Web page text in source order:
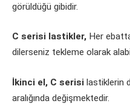
görüldüğü gibidir.
C serisi lastikler, Her
dilerseniz tekleme olarak
İkinci el, C serisi lastiklerin
aralığında değişmektedir.